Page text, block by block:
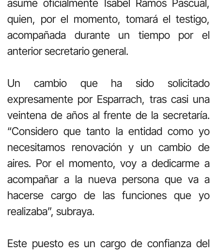
asume oficialmente Isabel Ramos Pascual,
quien, por el momento, tomará el testigo,
acompañada durante un tiempo por el
anterior secretario general.
Un cambio que ha sido solicitado
expresamente por Esparrach, tras casi una
veintena de años al frente de la secretaría.
“Considero que tanto la entidad como yo
necesitamos renovación y un cambio de
aires. Por el momento, voy a dedicarme a
acompañar a la nueva persona que va a
hacerse cargo de las funciones que yo
realizaba”, subraya.
Este puesto es un cargo de confianza del